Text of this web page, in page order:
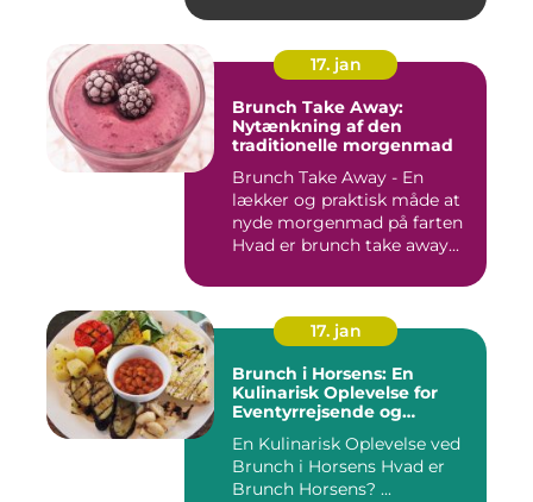
17. jan
Brunch Take Away:
Nytænkning af den
traditionelle morgenmad
Brunch Take Away - En
lækker og praktisk måde at
nyde morgenmad på farten
Hvad er brunch take away...
17. jan
Brunch i Horsens: En
Kulinarisk Oplevelse for
Eventyrrejsende og
En Kulinarisk Oplevelse ved
Brunch i Horsens Hvad er
Brunch Horsens? ...